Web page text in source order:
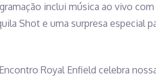
inclui música ao vivo com
Shot e uma surpresa especial
Royal Enfield celebra